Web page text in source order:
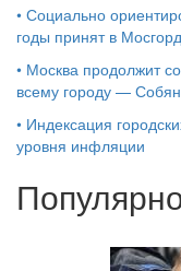
• Социально
годы принят в
• Москва продолжит
всему городу —
• Индексация
уровня инфляции